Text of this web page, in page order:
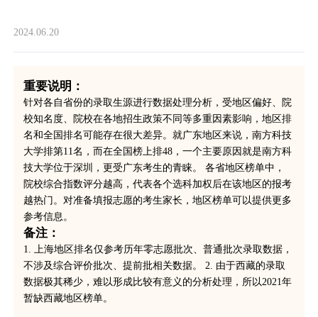
2024.06.20
重要说明：
针对各自省份的录取生源进行数据处理分析，受地区偏好、院
校知名度、院校在各地招生政策不同等多重因素影响，地区排
名和全国排名可能存在很大差异。就广东地区来说，南方科技
大学排第11名，而在全国榜上排48，一个主要原因就是南方科
技大学位于深圳，更受广东考生的青睐。 各省地区榜单中，
院校综合指数评分越高，代表各个选科加权后在该地区的报考
越热门。对准备填报志愿的考生家长，地区榜单可以提供更多
参考信息。
备注：
1. 上海地区排名仅参考历年零志愿批次、普通批次录取数据，
不涉及综合评价批次、提前批相关数据。 2. 由于西藏的录取
数据极其稀少，难以形成比较有意义的分析处理，所以2021年
暂缺西藏地区榜单。